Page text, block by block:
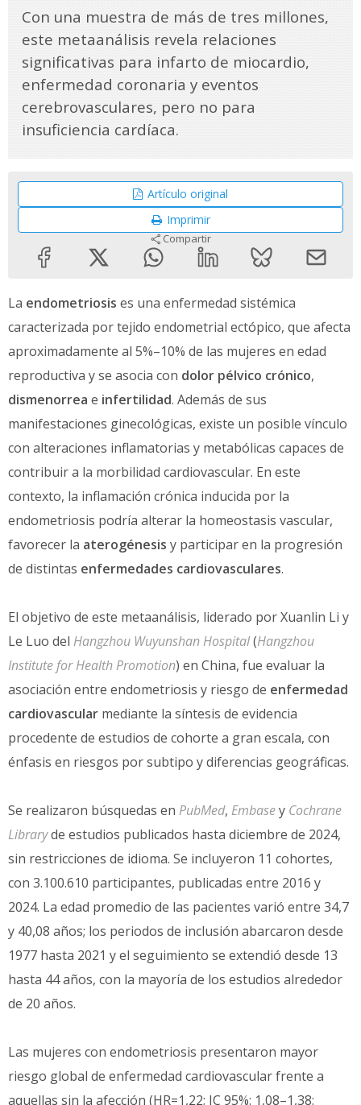
Con una muestra de más de tres millones,
este metaanálisis revela relaciones
significativas para infarto de miocardio,
enfermedad coronaria y eventos
cerebrovasculares, pero no para
insuficiencia cardíaca.
Artículo original
Imprimir
Compartir
La endometriosis es una enfermedad sistémica
caracterizada por tejido endometrial ectópico, que afecta
aproximadamente al 5%–10% de las mujeres en edad
reproductiva y se asocia con dolor pélvico crónico,
dismenorrea e infertilidad. Además de sus
manifestaciones ginecológicas, existe un posible vínculo
con alteraciones inflamatorias y metabólicas capaces de
contribuir a la morbilidad cardiovascular. En este
contexto, la inflamación crónica inducida por la
endometriosis podría alterar la homeostasis vascular,
favorecer la aterogénesis y participar en la progresión
de distintas enfermedades cardiovasculares.
El objetivo de este metaanálisis, liderado por Xuanlin Li y
Le Luo del Hangzhou Wuyunshan Hospital(Hangzhou
Institute for Health Promotion) en China, fue evaluar la
asociación entre endometriosis y riesgo de enfermedad
cardiovascular mediante la síntesis de evidencia
procedente de estudios de cohorte a gran escala, con
énfasis en riesgos por subtipo y diferencias geográficas.
Se realizaron búsquedas en PubMed, Embasey Cochrane
Libraryde estudios publicados hasta diciembre de 2024,
sin restricciones de idioma. Se incluyeron 11 cohortes,
con 3.100.610 participantes, publicadas entre 2016 y
2024. La edad promedio de las pacientes varió entre 34,7
y 40,08 años; los periodos de inclusión abarcaron desde
1977 hasta 2021 y el seguimiento se extendió desde 13
hasta 44 años, con la mayoría de los estudios alrededor
de 20 años.
Las mujeres con endometriosis presentaron mayor
riesgo global de enfermedad cardiovascular frente a
aquellas sin la afección (HR=1,22; IC 95%: 1,08–1,38;